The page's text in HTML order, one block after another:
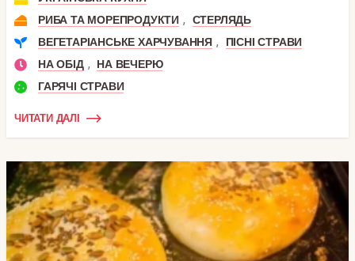
РИБА ТА МОРЕПРОДУКТИ ,
СТЕРЛЯДЬ
ВЕГЕТАРІАНСЬКЕ ХАРЧУВАННЯ ,
ПІСНІ СТРАВИ
НА ОБІД ,
НА ВЕЧЕРЮ
ГАРЯЧІ СТРАВИ
ЧИТАТИ ДАЛІ